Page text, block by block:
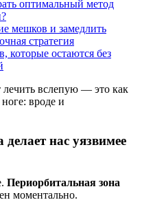
оптимальный метод
мешков и замедлить
стратегия
которые остаются без
вслепую — это как
вроде и
нас уязвимее
Периорбитальная зона
моментально.